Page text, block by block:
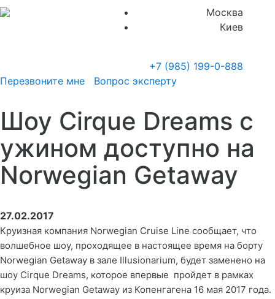
Москва
Киев
+7 (985) 199-0-888
Перезвоните мне
Вопрос эксперту
Шоу Cirque Dreams c
ужином доступно на
Norwegian Getaway
27.02.2017
Круизная компания Norwegian Cruise Line сообщает, что
волшебное шоу, проходящее в настоящее время на борту
Norwegian Getaway в зале Illusionarium, будет заменено на
шоу Cirque Dreams, которое впервые пройдет в рамках
круиза Norwegian Getaway из Копенгагена 16 мая 2017 года.